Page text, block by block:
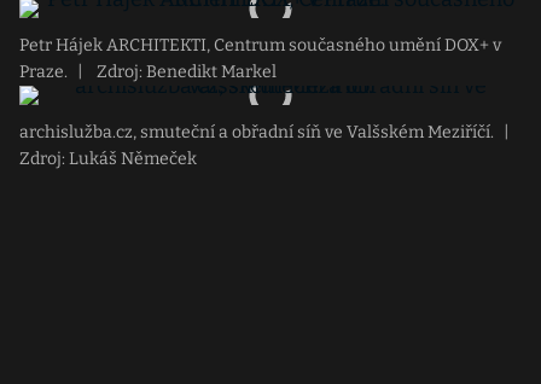
Petr Hájek ARCHITEKTI, Centrum současného umění DOX+ v
Praze.
Zdroj: Benedikt Markel
archislužba.cz, smuteční a obřadní síň ve Valšském Meziříčí.
Zdroj: Lukáš Němeček